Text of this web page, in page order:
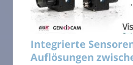
Integrierte
Auflösungen